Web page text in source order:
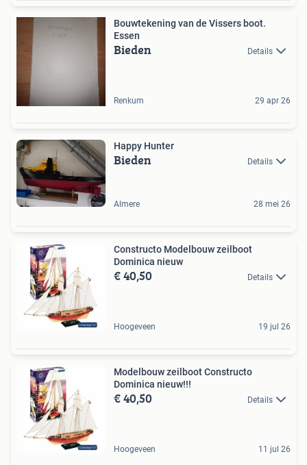
Bouwtekening van de Vissers boot.
Essen
Bieden Details
Renkum 29 apr 26
Happy Hunter
Bieden Details
Almere 28 mei 26
Constructo Modelbouw zeilboot
Dominica nieuw
€ 40,50 Details
Hoogeveen 19 jul 26
Modelbouw zeilboot Constructo
Dominica nieuw!!!
€ 40,50 Details
Hoogeveen 11 jul 26